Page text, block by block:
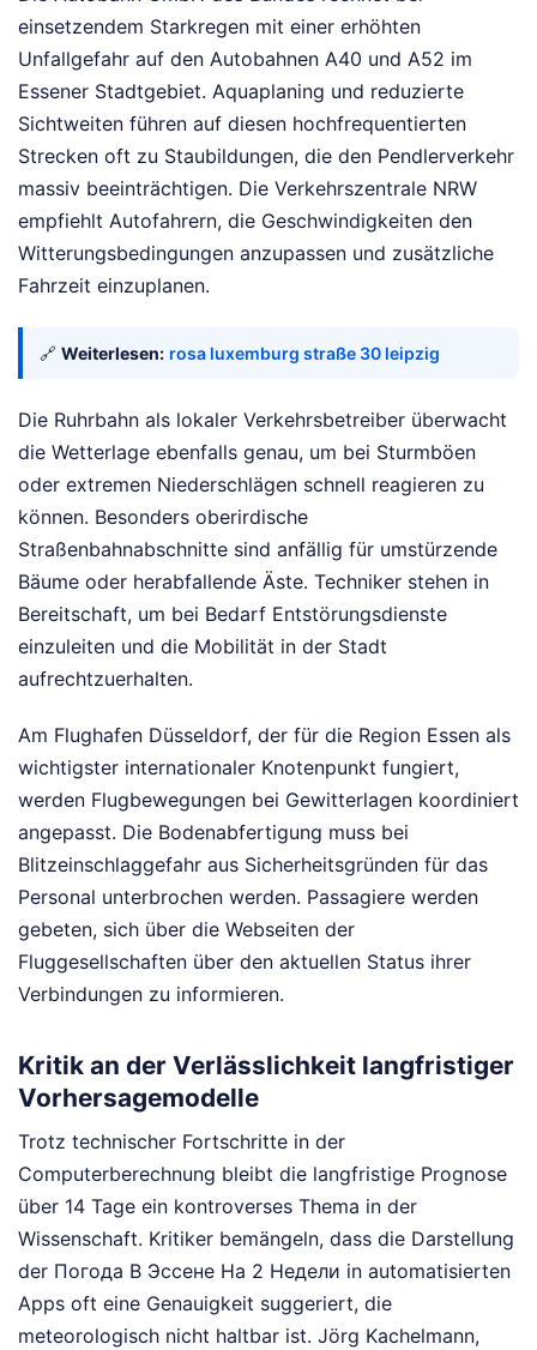
einsetzendem Starkregen mit einer erhöhten
Unfallgefahr auf den Autobahnen A40 und A52 im
Essener Stadtgebiet. Aquaplaning und reduzierte
Sichtweiten führen auf diesen hochfrequentierten
Strecken oft zu Staubildungen, die den Pendlerverkehr
massiv beeinträchtigen. Die Verkehrszentrale NRW
empfiehlt Autofahrern, die Geschwindigkeiten den
Witterungsbedingungen anzupassen und zusätzliche
Fahrzeit einzuplanen.
🔗 Weiterlesen: rosa luxemburg straße 30 leipzig
Die Ruhrbahn als lokaler Verkehrsbetreiber überwacht
die Wetterlage ebenfalls genau, um bei Sturmböen
oder extremen Niederschlägen schnell reagieren zu
können. Besonders oberirdische
Straßenbahnabschnitte sind anfällig für umstürzende
Bäume oder herabfallende Äste. Techniker stehen in
Bereitschaft, um bei Bedarf Entstörungsdienste
einzuleiten und die Mobilität in der Stadt
aufrechtzuerhalten.
Am Flughafen Düsseldorf, der für die Region Essen als
wichtigster internationaler Knotenpunkt fungiert,
werden Flugbewegungen bei Gewitterlagen koordiniert
angepasst. Die Bodenabfertigung muss bei
Blitzeinschlaggefahr aus Sicherheitsgründen für das
Personal unterbrochen werden. Passagiere werden
gebeten, sich über die Webseiten der
Fluggesellschaften über den aktuellen Status ihrer
Verbindungen zu informieren.
Kritik an der Verlässlichkeit langfristiger
Vorhersagemodelle
Trotz technischer Fortschritte in der
Computerberechnung bleibt die langfristige Prognose
über 14 Tage ein kontroverses Thema in der
Wissenschaft. Kritiker bemängeln, dass die Darstellung
der Погода В Эссене На 2 Недели in automatisierten
Apps oft eine Genauigkeit suggeriert, die
meteorologisch nicht haltbar ist. Jörg Kachelmann,